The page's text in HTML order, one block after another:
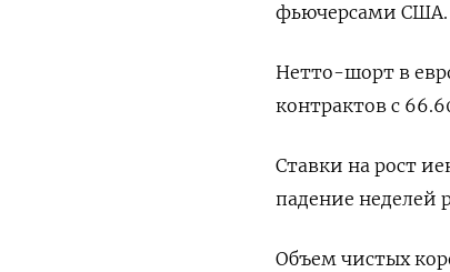
фьючерсами США.
Нетто-шорт в
контрактов с
Ставки на рост
падение неделей
Объем чистых